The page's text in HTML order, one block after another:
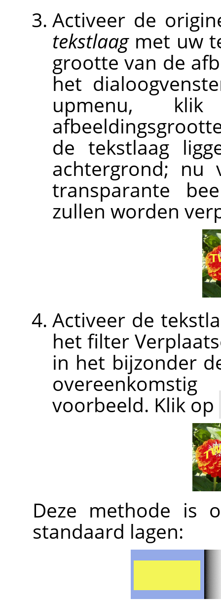
Activeer de
tekstlaagmet uw
grootte van de
het
upmenu,
de tekstlaag
achtergrond; nu
transparante
zullen worden
Activeer de
het filter
in het bijzonder
voorbeeld. Klik op
Deze methode is
standaard lagen: